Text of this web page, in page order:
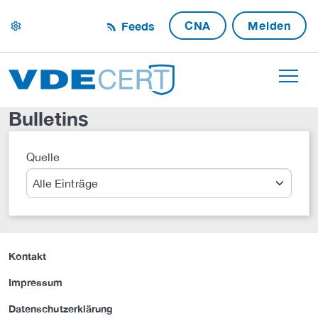
settings Feeds CNA Melden
Bulletins
QuelleSuche
Kontakt
Impressum
Datenschutzerklärung